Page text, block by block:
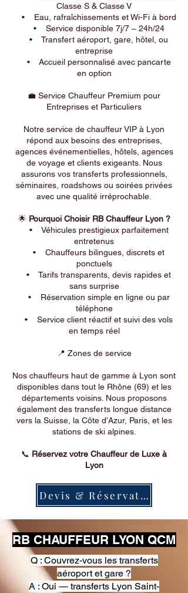
Classe S & Classe V
• Eau, rafraîchissements et Wi-Fi à bord
• Service disponible 7j/7 – 24h/24
• Transfert aéroport, gare, hôtel, ou
entreprise
• Accueil personnalisé avec pancarte
en option
💼 Service Chauffeur Premium pour
Entreprises et Particuliers
Notre service de chauffeur VIP à Lyon
répond aux besoins des entreprises,
agences événementielles, hôtels, agences
de voyage et clients exigeants. Nous
assurons vos transferts professionnels,
séminaires, roadshows ou soirées privées
avec une qualité irréprochable.
🌟 Pourquoi Choisir RB Chauffeur Lyon ?
• Véhicules prestigieux parfaitement
entretenus
• Chauffeurs bilingues, discrets et
ponctuels
• Tarifs transparents, devis rapides et
sans surprise
• Réservation simple en ligne ou par
téléphone
• Service client réactif et suivi des vols
en temps réel
📍 Zones de service
Nos chauffeurs haut de gamme à Lyon sont
disponibles dans tout le Rhône (69) et les
départements voisins. Nous proposons
également des transferts longue distance
vers la Suisse, la Côte d’Azur, Paris, et les
stations de ski alpines.
📞 Réservez votre Chauffeur de Luxe à
Lyon
Devis & Réservation
RB CHAUFFEUR LYON QCM
Q : Couvrez-vous les transferts
aéroport et gare ?
A : Oui — transferts Lyon Saint-